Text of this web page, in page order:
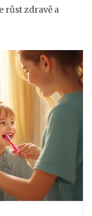
růst zdravě a